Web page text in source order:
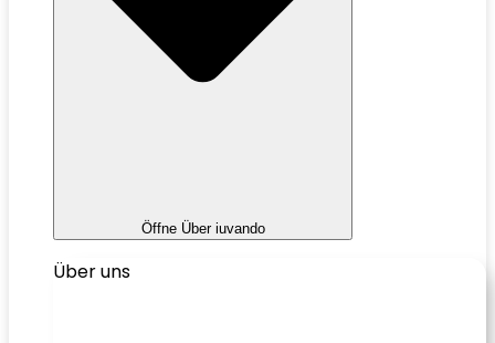
Öffne Über iuvando
Über uns